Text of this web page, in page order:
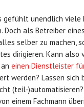
gefühlt unendlich viele
als Betreiber
selber zu machen,
dirigieren. Kann also
einen Dienstleister
werden? Lassen sich
(teil-)automatisieren?
einem Fachmann